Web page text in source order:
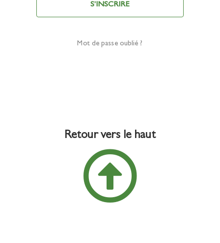
S’INSCRIRE
Mot de passe oublié ?
Retour vers le haut